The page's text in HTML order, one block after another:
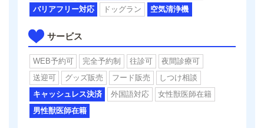
バリアフリー対応
ドッグラン 空気清浄機
サービス
WEB予約可 完全予約制 往診可
夜間診療可
送迎可
グッズ販売 フード販売
しつけ相談
キャッシュレス決済
外国語対応
女性獣医師在籍
男性獣医師在籍